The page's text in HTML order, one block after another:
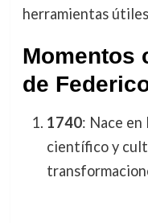
herramientas
Momentos
de
1740: Nace en
científico y